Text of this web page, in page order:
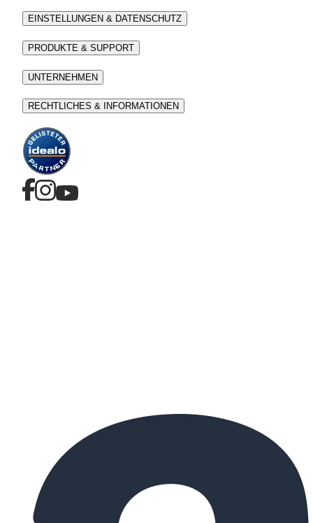
EINSTELLUNGEN & DATENSCHUTZ
PRODUKTE & SUPPORT
UNTERNEHMEN
RECHTLICHES & INFORMATIONEN